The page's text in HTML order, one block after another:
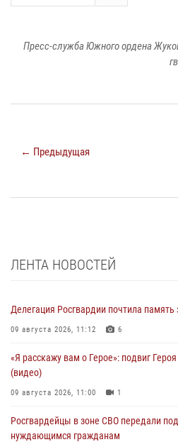
Пресс-служба Южного ордена
← Предыдущая
ЛЕНТА НОВОСТЕЙ
Делегация Росгвардии почтила
09 августа 2026, 11:12 6
«Я расскажу вам о Герое»: подвиг
(видео)
09 августа 2026, 11:00 1
Росгвардейцы в зоне СВО передали
нуждающимся гражданам